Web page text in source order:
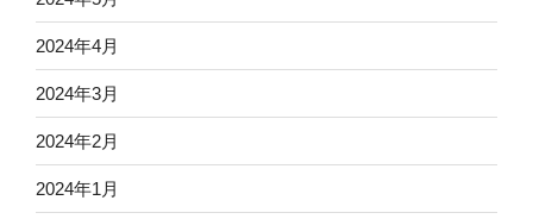
2024年4月
2024年3月
2024年2月
2024年1月